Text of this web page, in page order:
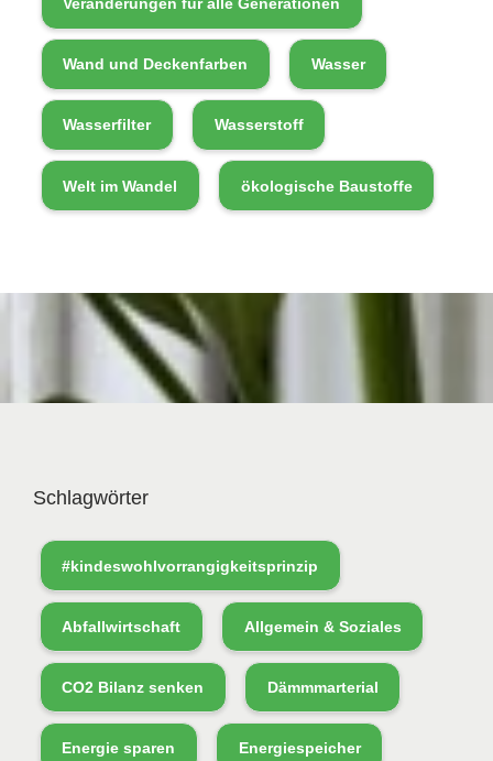
Wand und Deckenfarben Wasser
Wasserfilter Wasserstoff
Welt im Wandel ökologische Baustoffe
Schlagwörter
#kindeswohlvorrangigkeitsprinzip
Abfallwirtschaft Allgemein & Soziales
CO2 Bilanz senken Dämmmarterial
Energie sparen Energiespeicher